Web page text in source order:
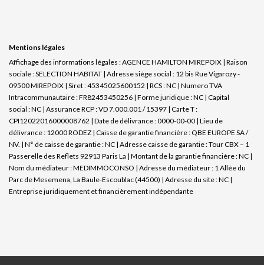
Mentions légales
Affichage des informations légales : AGENCE HAMILTON MIREPOIX | Raison
sociale : SELECTION HABITAT | Adresse siège social : 12 bis Rue Vigarozy -
09500 MIREPOIX | Siret : 45345025600152 | RCS : NC | Numero TVA
Intracommunautaire : FR82453450256 | Forme juridique : NC | Capital
social : NC | Assurance RCP : VD 7.000.001 / 15397 | Carte T :
CPI12022016000008762 | Date de délivrance : 0000-00-00 | Lieu de
délivrance : 12000 RODEZ | Caisse de garantie financière : QBE EUROPE SA /
NV. | N° de caisse de garantie : NC | Adresse caisse de garantie : Tour CBX – 1
Passerelle des Reflets 92913 Paris La | Montant de la garantie financière : NC |
Nom du médiateur : MEDIMMOCONSO | Adresse du médiateur : 1 Allée du
Parc de Mesemena, La Baule-Escoublac (44500) | Adresse du site : NC |
Entreprise juridiquement et financièrement indépendante